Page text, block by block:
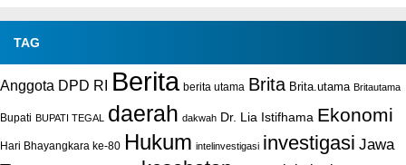
TAG
Anggota DPD RI Berita berita utama Brita Brita.utama Britautama
Bupati BUPATI TEGAL daerah dakwah Dr. Lia Istifhama Ekonomi
Hari Bhayangkara ke-80 Hukum intelinvestigasi investigasi Jawa